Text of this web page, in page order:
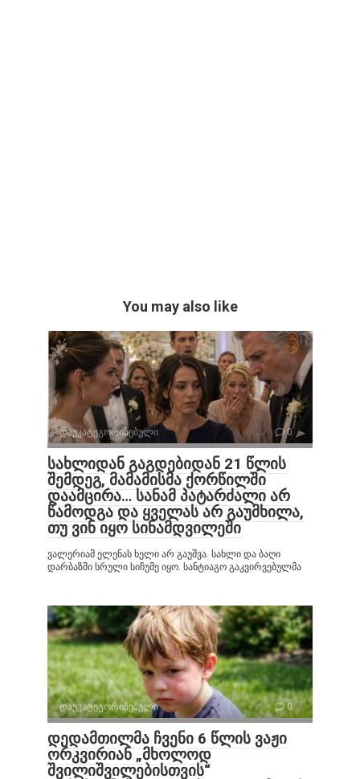
You may also like
დაუკატეგორიზებული 0
სახლიდან გაგდებიდან 21 წლის
შემდეგ, მამამისმა ქორწილში
დაამცირა… სანამ პატარძალი არ
წამოდგა და ყველას არ გაუმხილა,
თუ ვინ იყო სინამდვილეში
ვალერიამ ელენას ხელი არ გაუშვა. სახლი და ბაღი
დარბაზში სრული სიჩუმე იყო. სანტიაგო გაკვირვებულმა
დაუკატეგორიზებული 0
დედამთილმა ჩვენი 6 წლის ვაჟი
ორკვირიან „მხოლოდ
შვილიშვილებისთვის“